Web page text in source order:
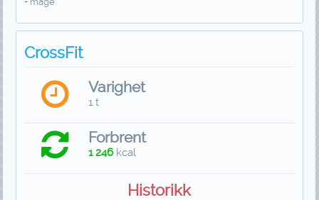
CrossFit
Varighet
1 t
Forbrent
1 246 kcal
Historikk